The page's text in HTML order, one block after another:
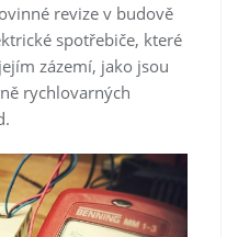
revize v budově
spotřebiče, které
zázemí, jako jsou
rychlovarných